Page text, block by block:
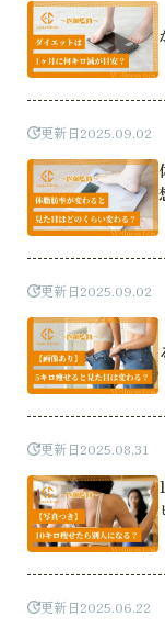
更新日2025.09.02
更新日2025.09.02
更新日2025.08.31
更新日2025.06.22